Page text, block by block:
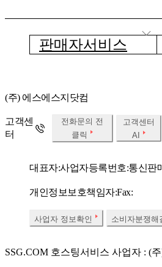
판매자서비스
(주) 에스에스지닷컴
고객센
터
전화문의 전
클릭
고객센터
AI
대표자:사업자등록번호:통신판
개인정보보호책임자:Fax:
사업자 정보확인 소비자분쟁해
SSG.COM 호스팅서비스 사업자 : (